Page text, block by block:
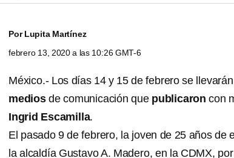
PorLupita Martínez
febrero 13, 2020 a las 10:26 GMT-6
México.- Los días 14 y 15 de febrero se
mediosde comunicación que publicaron con
Ingrid Escamilla.
El pasado 9 de febrero, la joven de 25 años de
la alcaldía Gustavo A. Madero, en la CDMX,